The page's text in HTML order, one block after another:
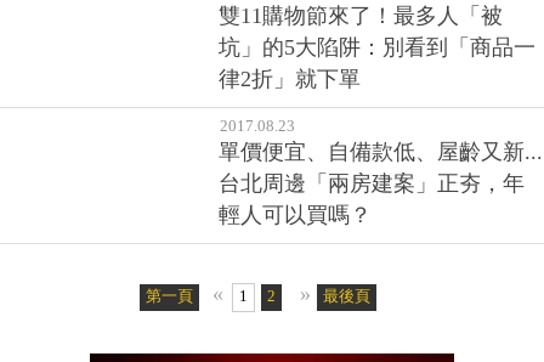
雙11購物節來了！最多人「被
坑」的5大陷阱：別看到「商品一
律2折」就下單
2017.08.23
單價便宜、自備款低、屋齡又新...
台北周邊「兩房建案」正夯，年
輕人可以買嗎？
第一頁 « 1 2 » 最後頁